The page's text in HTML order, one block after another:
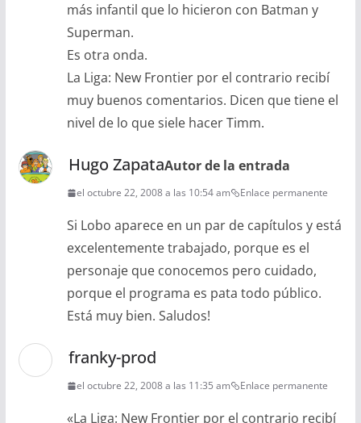
más infantil que lo hicieron con Batman y
Superman.
Es otra onda.
La Liga: New Frontier por el contrario recibí
muy buenos comentarios. Dicen que tiene el
nivel de lo que siele hacer Timm.
Hugo ZapataAutor de la entrada
el octubre 22, 2008 a las 10:54 am Enlace permanente
Si Lobo aparece en un par de capítulos y está
excelentemente trabajado, porque es el
personaje que conocemos pero cuidado,
porque el programa es pata todo público.
Está muy bien. Saludos!
franky-prod
el octubre 22, 2008 a las 11:35 am Enlace permanente
«La Liga: New Frontier por el contrario recibí